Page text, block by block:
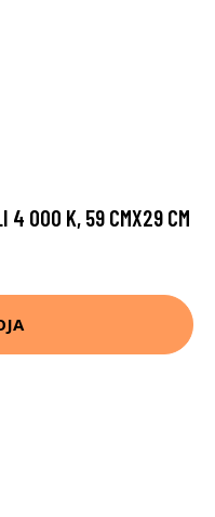
4 000 K, 59 CMX29 CM